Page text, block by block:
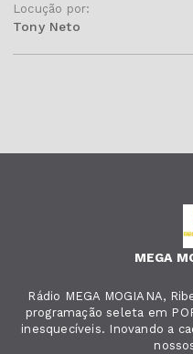
Locução por:
Tony Neto
MEGA
Rádio MEGA MOGIANA,
programação seleta em
inesquecíveis. Inovando a